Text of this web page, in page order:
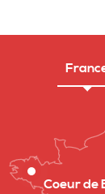
Coeur de